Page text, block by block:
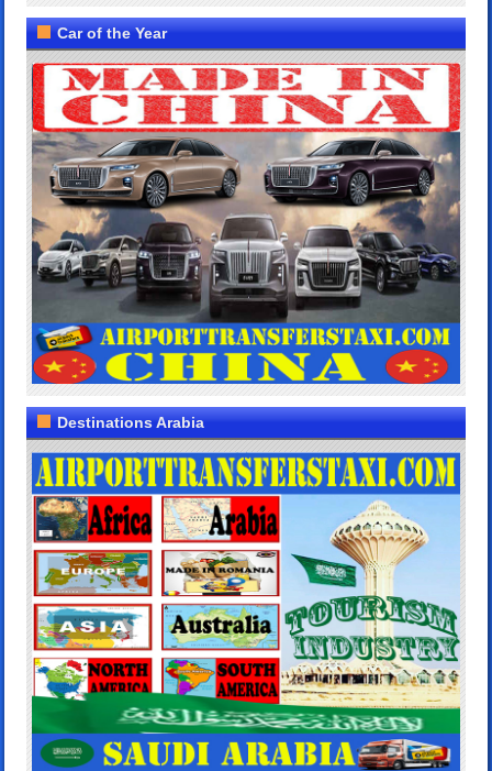
Car of the Year
Destinations Arabia